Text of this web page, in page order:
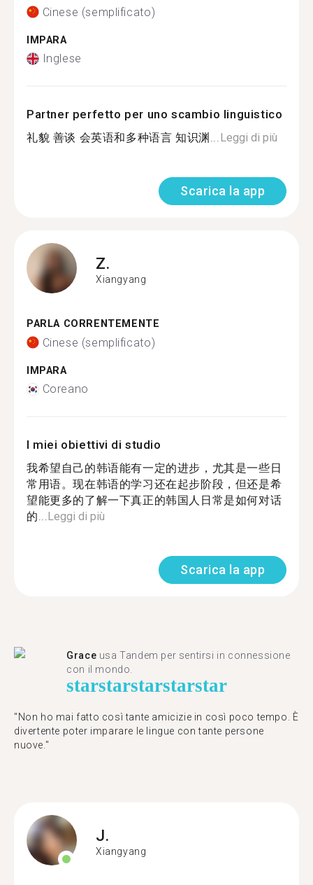
Cinese (semplificato)
IMPARA
Inglese
Partner perfetto per uno scambio linguistico
礼貌 善谈 会英语和多种语言 知识渊...Leggi di più
Scarica la app
Z.
Xiangyang
PARLA CORRENTEMENTE
Cinese (semplificato)
IMPARA
Coreano
I miei obiettivi di studio
我希望自己的韩语能有一定的进步，尤其是一些日
常用语。现在韩语的学习还在起步阶段，但还是希
望能更多的了解一下真正的韩国人日常是如何对话
的...Leggi di più
Scarica la app
Grace usa Tandem per sentirsi in connessione
con il mondo.
starstarstarstarstar
"Non ho mai fatto così tante amicizie in così poco tempo. È
divertente poter imparare le lingue con tante persone
nuove."
J.
Xiangyang